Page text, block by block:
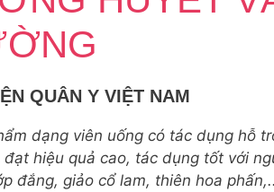
QUÂN Y VIỆT NAM
dạng viên uống có tác dụng hỗ
hiệu quả cao, tác dụng tốt với
đắng, giảo cổ lam, thiên hoa